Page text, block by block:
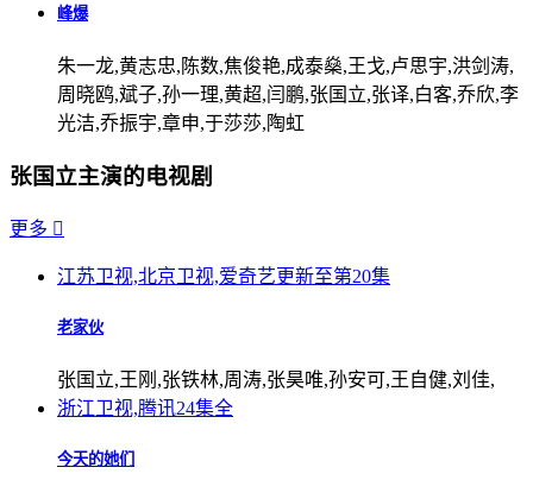
峰爆
朱一龙,黄志忠,陈数,焦俊艳,成泰燊,王戈,卢思宇,洪剑涛,
周晓鸥,斌子,孙一理,黄超,闫鹏,张国立,张译,白客,乔欣,李
光洁,乔振宇,章申,于莎莎,陶虹
张国立主演的电视剧
更多 
江苏卫视,北京卫视,爱奇艺更新至第20集
老家伙
张国立,王刚,张铁林,周涛,张昊唯,孙安可,王自健,刘佳,
浙江卫视,腾讯24集全
今天的她们